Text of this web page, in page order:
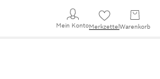
Mein KontoMerkzettel Warenkorb